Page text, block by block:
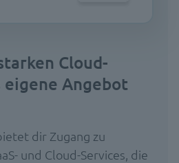
Cloud-
eigene Angebot
dir Zugang zu
und Cloud-Services, die